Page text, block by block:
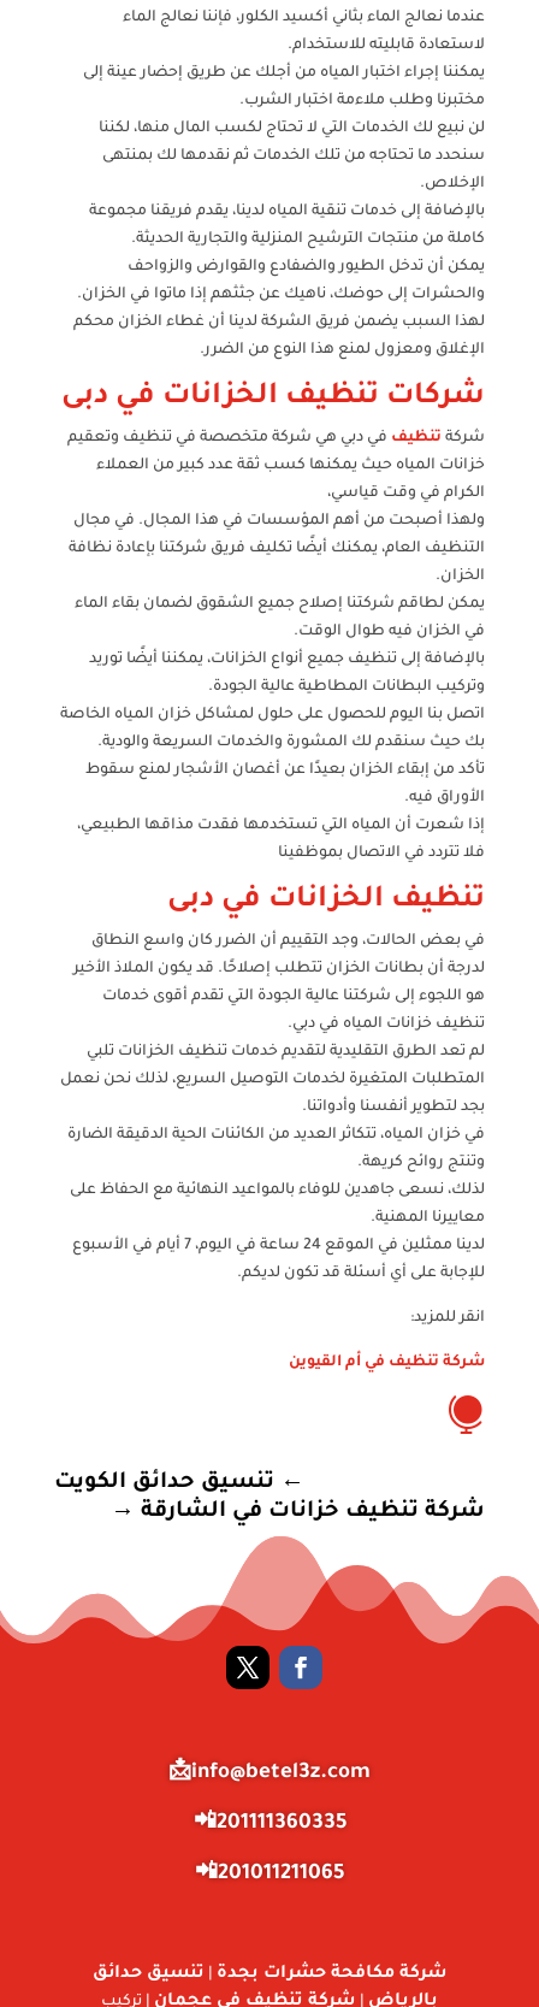
عندما نعالج الماء بثاني أكسيد الكلور، فإننا نعالج الماء
لاستعادة قابليته للاستخدام.
يمكننا إجراء اختبار المياه من أجلك عن طريق إحضار عينة إلى
مختبرنا وطلب ملاءمة اختبار الشرب.
لن نبيع لك الخدمات التي لا تحتاج لكسب المال منها، لكننا
سنحدد ما تحتاجه من تلك الخدمات ثم نقدمها لك بمنتهى
الإخلاص.
بالإضافة إلى خدمات تنقية المياه لدينا، يقدم فريقنا مجموعة
كاملة من منتجات الترشيح المنزلية والتجارية الحديثة.
يمكن أن تدخل الطيور والضفادع والقوارض والزواحف
والحشرات إلى حوضك، ناهيك عن جثثهم إذا ماتوا في الخزان.
لهذا السبب يضمن فريق الشركة لدينا أن غطاء الخزان محكم
الإغلاق ومعزول لمنع هذا النوع من الضرر.
شركات تنظيف الخزانات في دبى
شركة تنظيف في دبي هي شركة متخصصة في تنظيف وتعقيم
خزانات المياه حيث يمكنها كسب ثقة عدد كبير من العملاء
الكرام في وقت قياسي،
ولهذا أصبحت من أهم المؤسسات في هذا المجال. في مجال
التنظيف العام، يمكنك أيضًا تكليف فريق شركتنا بإعادة نظافة
الخزان.
يمكن لطاقم شركتنا إصلاح جميع الشقوق لضمان بقاء الماء
في الخزان فيه طوال الوقت.
بالإضافة إلى تنظيف جميع أنواع الخزانات، يمكننا أيضًا توريد
وتركيب البطانات المطاطية عالية الجودة.
اتصل بنا اليوم للحصول على حلول لمشاكل خزان المياه الخاصة
بك حيث سنقدم لك المشورة والخدمات السريعة والودية.
تأكد من إبقاء الخزان بعيدًا عن أغصان الأشجار لمنع سقوط
الأوراق فيه.
إذا شعرت أن المياه التي تستخدمها فقدت مذاقها الطبيعي،
فلا تتردد في الاتصال بموظفينا
تنظيف الخزانات في دبى
في بعض الحالات، وجد التقييم أن الضرر كان واسع النطاق
لدرجة أن بطانات الخزان تتطلب إصلاحًا. قد يكون الملاذ الأخير
هو اللجوء إلى شركتنا عالية الجودة التي تقدم أقوى خدمات
تنظيف خزانات المياه في دبي.
لم تعد الطرق التقليدية لتقديم خدمات تنظيف الخزانات تلبي
المتطلبات المتغيرة لخدمات التوصيل السريع، لذلك نحن نعمل
بجد لتطوير أنفسنا وأدواتنا.
في خزان المياه، تتكاثر العديد من الكائنات الحية الدقيقة الضارة
وتنتج روائح كريهة.
لذلك، نسعى جاهدين للوفاء بالمواعيد النهائية مع الحفاظ على
معاييرنا المهنية.
لدينا ممثلين في الموقع 24 ساعة في اليوم، 7 أيام في الأسبوع
للإجابة على أي أسئلة قد تكون لديكم.
انقر للمزيد:
شركة تنظيف في أم القيوين

← تنسيق حدائق الكويت
شركة تنظيف خزانات في الشارقة→
info@betel3z.com📩
201111360335📲
201011211065📲
شركة مكافحة حشرات بجدة
تنسيق حدائق
بالرياض
شركة تنظيف في عجمان | تركيب